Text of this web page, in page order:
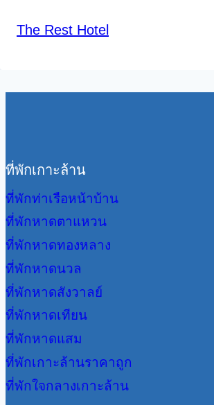
The Rest Hotel
ที่พักเกาะล้าน
ที่พักท่าเรือหน้าบ้าน
ที่พักหาดตาแหวน
ที่พักหาดทองหลาง
ที่พักหาดนวล
ที่พักหาดสังวาลย์
ที่พักหาดเทียน
ที่พักหาดแสม
ที่พักเกาะล้านราคาถูก
ที่พักใจกลางเกาะล้าน